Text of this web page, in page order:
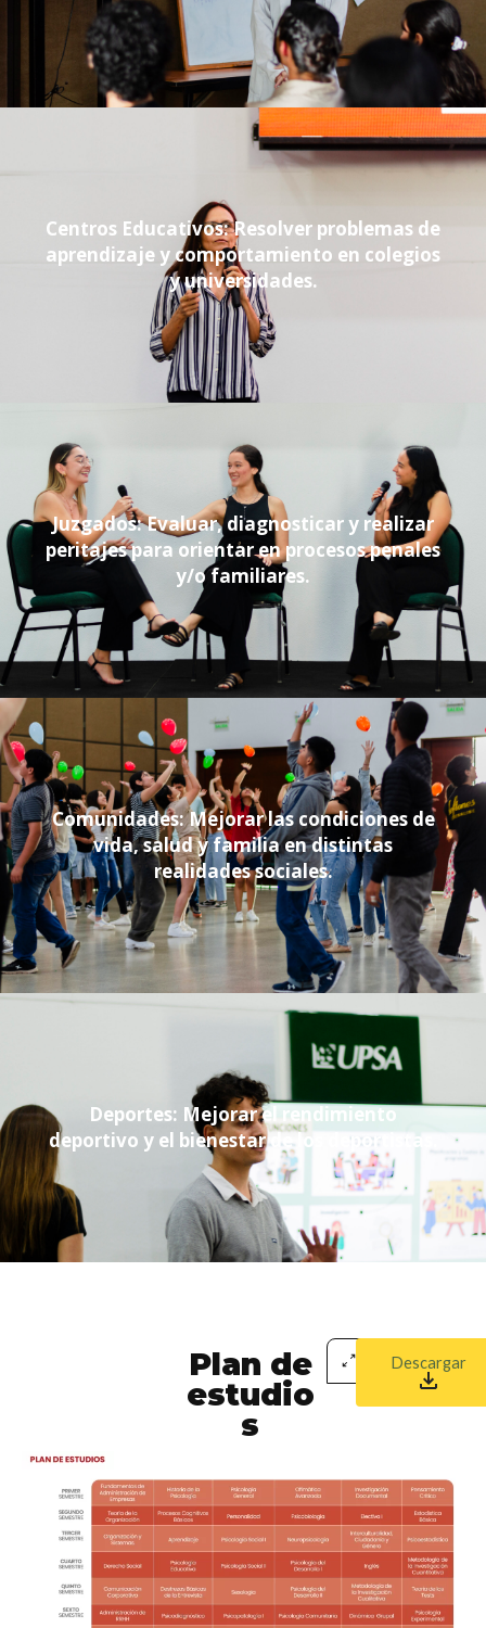
Centros Educativos: Resolver problemas de
aprendizaje y comportamiento en colegios
y universidades.
Juzgados: Evaluar, diagnosticar y realizar
peritajes para orientar en procesos penales
y/o familiares.
Comunidades: Mejorar las condiciones de
vida, salud y familia en distintas
realidades sociales.
Deportes: Mejorar el rendimiento
deportivo y el bienestar de los deportistas.
Plan de
estudio
s
Descargar